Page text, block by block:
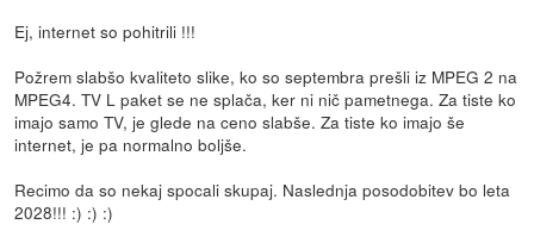
Ej, internet so pohitrili !!!
Požrem slabšo kvaliteto slike, ko so septembra prešli iz MPEG 2 na
MPEG4. TV L paket se ne splača, ker ni nič pametnega. Za tiste ko
imajo samo TV, je glede na ceno slabše. Za tiste ko imajo še
internet, je pa normalno boljše.
Recimo da so nekaj spocali skupaj. Naslednja posodobitev bo leta
2028!!! :) :) :)